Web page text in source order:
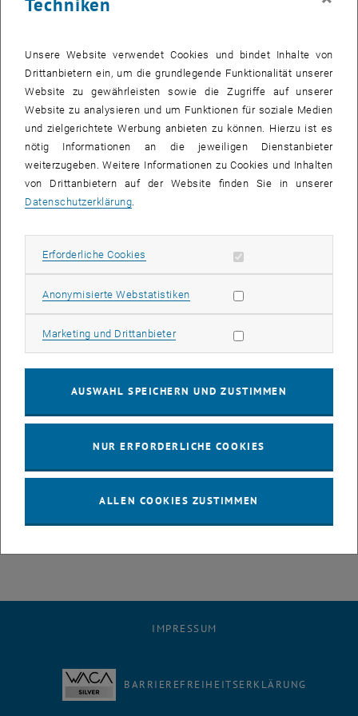
Zum fünften Mal fanden am 14., 15. und 16. Oktober
beteiligten sich daran. Mit rund 120 Aktionen wurde das Erasmus+
Programm auch in allen österreichischen Bundesländern gefeiert.
#ErasmusDays einen Kalender-Fotowettbewerb durch. Dabei
Erasmus+-Outgoing Studierenden ausgewählt und mit Gutscheinen
im Wert von 80 Euro prämiert. Die Fotos werden nun mit einem
voraussichtlich Ende November bzw. Anfang Dezember im
International Office (Gusshausstrasse 28/E063-01, 1. Stock, 1040
International Office
IMPRESSUM
BARRIEREFREIHEITSERKLÄRUNG
Unsere Website verwendet Cookies und bindet Inhalte von
Drittanbietern ein, um die grundlegende Funktionalität unserer
Website zu gewährleisten sowie die Zugriffe auf unserer
Website zu analysieren und um Funktionen für soziale Medien
und zielgerichtete Werbung anbieten zu können. Hierzu ist es
nötig Informationen an die jeweiligen Dienstanbieter
weiterzugeben. Weitere Informationen zu Cookies und Inhalten
von Drittanbietern auf der Website finden Sie in unserer
Datenschutzerklärung
Erforderliche Cookies Erforderliche Cookies zulassen
Anonymisierte WebstatistikenStatistik Cookies zulassen
Marketing und DrittanbieterMarketing Cookies zulassen
AUSWAHL SPEICHERN UND ZUSTIMMEN
NUR ERFORDERLICHE COOKIES
ALLEN COOKIES ZUSTIMMEN